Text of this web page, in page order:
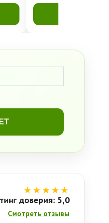
★★★★★
доверия: 5,0
Смотреть отзывы